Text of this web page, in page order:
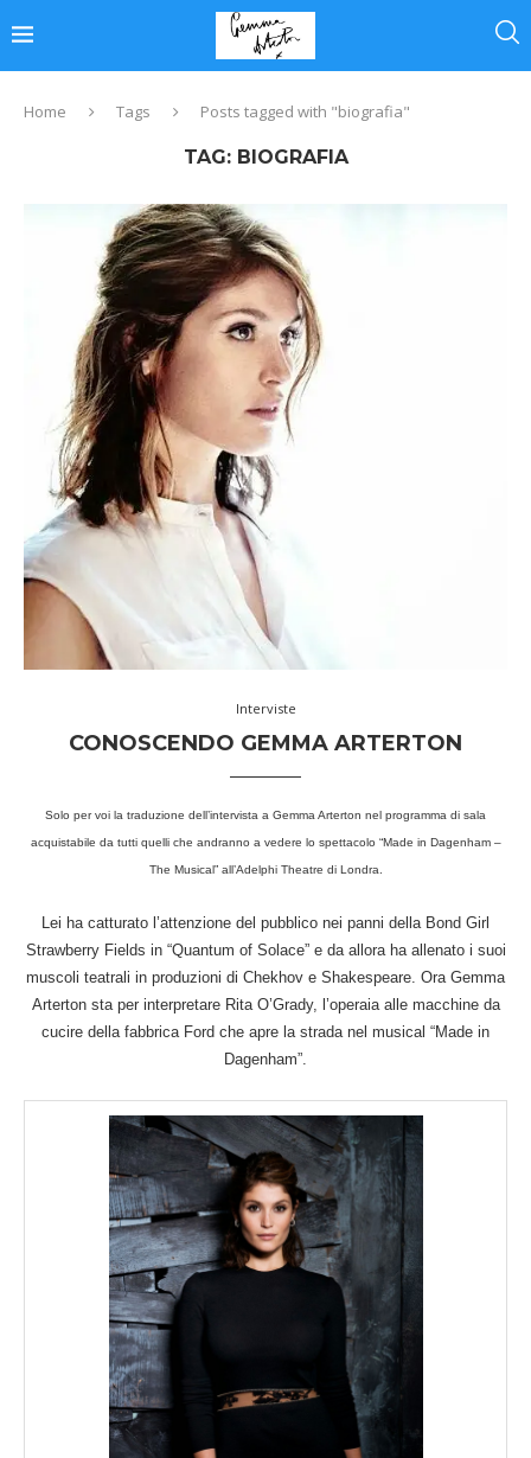
Home Tags Posts tagged with "biografia"
TAG: BIOGRAFIA
Interviste
CONOSCENDO GEMMA ARTERTON
Solo per voi la traduzione dell’intervista a Gemma Arterton nel programma di sala
acquistabile da tutti quelli che andranno a vedere lo spettacolo “Made in Dagenham –
The Musical” all’Adelphi Theatre di Londra.
Lei ha catturato l’attenzione del pubblico nei panni della Bond Girl
Strawberry Fields in “Quantum of Solace” e da allora ha allenato i suoi
muscoli teatrali in produzioni di Chekhov e Shakespeare. Ora Gemma
Arterton sta per interpretare Rita O’Grady, l’operaia alle macchine da
cucire della fabbrica Ford che apre la strada nel musical “Made in
Dagenham”.